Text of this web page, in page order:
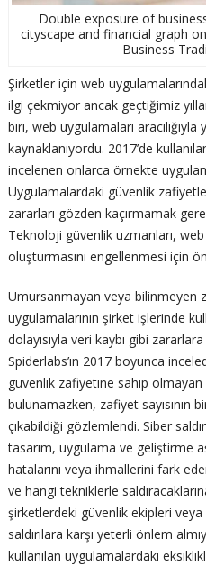
Double exposure of
cityscape and financial graph
Business
Şirketler için web
ilgi çekmiyor ancak geçtiğimiz
biri, web uygulamaları aracılığıyla
kaynaklanıyordu. 2017’de
incelenen onlarca örnekte
Uygulamalardaki güvenlik
zararları gözden kaçırmamak
Teknoloji güvenlik uzmanları,
oluşturmasını engellenmesi için
Umursanmayan veya bilinmeyen
uygulamalarının şirket işlerinde
dolayısıyla veri kaybı gibi
Spiderlabs’ın 2017 boyunca
güvenlik zafiyetine sahip olmayan
bulunamazken, zafiyet sayısının
çıkabildiği gözlemlendi. Siber
tasarım, uygulama ve geliştirme
hatalarını veya ihmallerini fark
ve hangi tekniklerle
şirketlerdeki güvenlik ekipleri
saldırılara karşı yeterli önlem
kullanılan uygulamalardaki